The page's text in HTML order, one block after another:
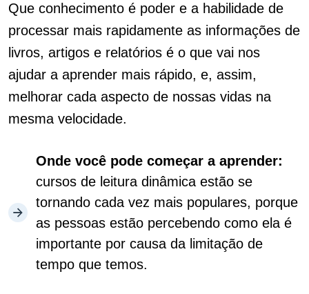
Que conhecimento é poder e a habilidade de
processar mais rapidamente as informações de
livros, artigos e relatórios é o que vai nos
ajudar a aprender mais rápido, e, assim,
melhorar cada aspecto de nossas vidas na
mesma velocidade.
Onde você pode começar a aprender:
cursos de leitura dinâmica estão se
tornando cada vez mais populares, porque
as pessoas estão percebendo como ela é
importante por causa da limitação de
tempo que temos.